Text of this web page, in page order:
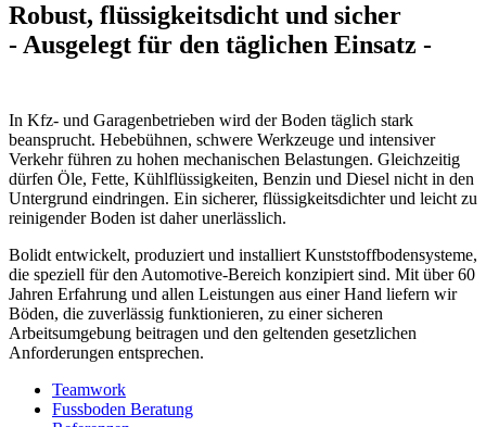
Robust, flüssigkeitsdicht und sicher
- Ausgelegt für den täglichen Einsatz -
In Kfz- und Garagenbetrieben wird der Boden täglich stark
beansprucht. Hebebühnen, schwere Werkzeuge und intensiver
Verkehr führen zu hohen mechanischen Belastungen. Gleichzeitig
dürfen Öle, Fette, Kühlflüssigkeiten, Benzin und Diesel nicht in den
Untergrund eindringen. Ein sicherer, flüssigkeitsdichter und leicht zu
reinigender Boden ist daher unerlässlich.
Bolidt entwickelt, produziert und installiert Kunststoffbodensysteme,
die speziell für den Automotive-Bereich konzipiert sind. Mit über 60
Jahren Erfahrung und allen Leistungen aus einer Hand liefern wir
Böden, die zuverlässig funktionieren, zu einer sicheren
Arbeitsumgebung beitragen und den geltenden gesetzlichen
Anforderungen entsprechen.
Teamwork
Fussboden Beratung